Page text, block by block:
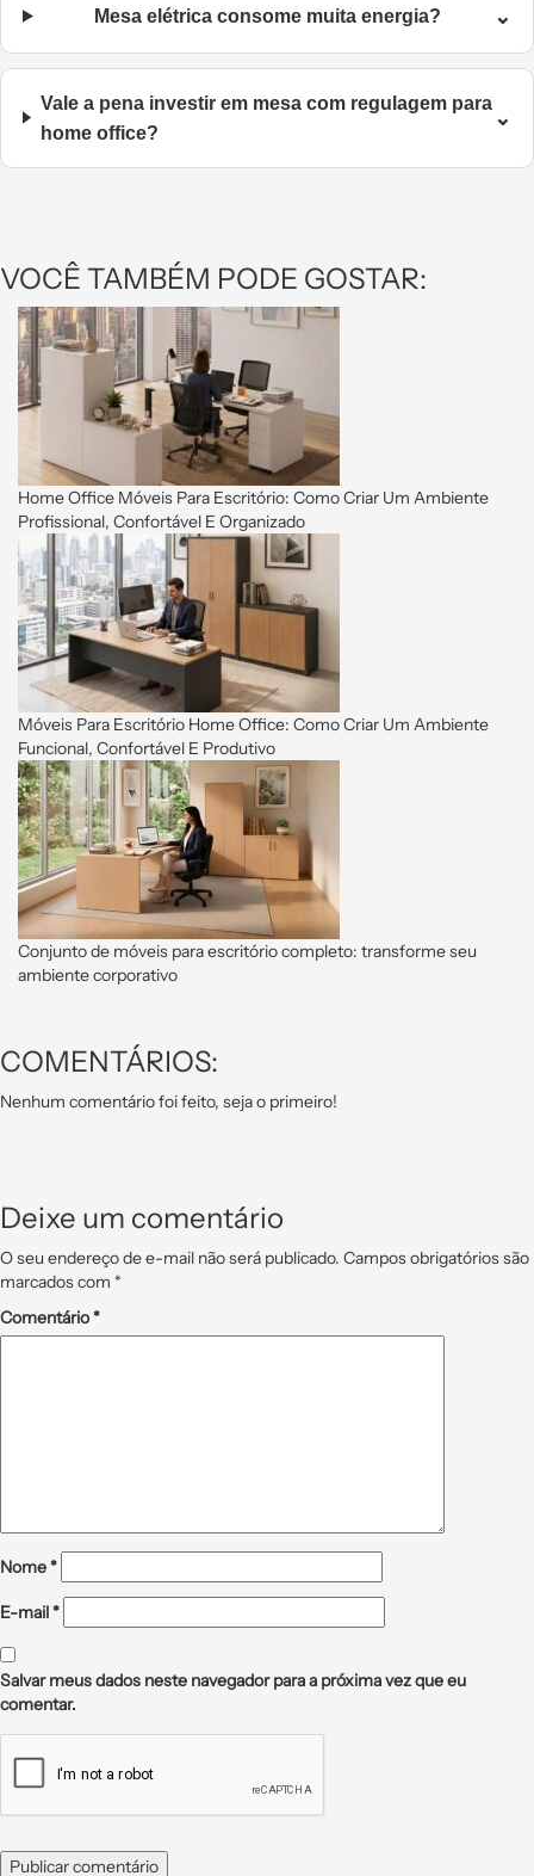
Mesa elétrica consome muita energia? ⌄
Vale a pena investir em mesa com regulagem para
home office?
⌄
VOCÊ TAMBÉM PODE GOSTAR:
Home Office Móveis Para Escritório: Como Criar Um Ambiente
Profissional, Confortável E Organizado
Móveis Para Escritório Home Office: Como Criar Um Ambiente
Funcional, Confortável E Produtivo
Conjunto de móveis para escritório completo: transforme seu
ambiente corporativo
COMENTÁRIOS:
Nenhum comentário foi feito, seja o primeiro!
Deixe um comentário
O seu endereço de e-mail não será publicado. Campos obrigatórios são
marcados com *
Comentário*
Nome*
E-mail*
Salvar meus dados neste navegador para a próxima vez que eu
comentar.